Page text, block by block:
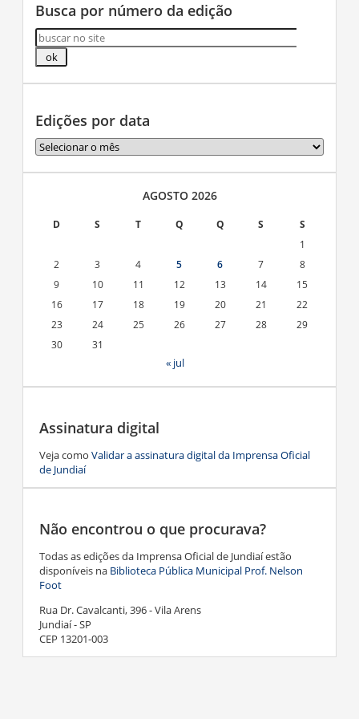
Busca por número da edição
Edições por data
Edições
por
data
AGOSTO 2026
D S T Q Q S
S
1
2
3 4 5 6 7
8
9
10 11 12 13 14
15
16
17 18 19 20 21
22
23
24 25 26 27 28
29
30
31
« jul
Assinatura digital
Veja como Validar a assinatura digital da Imprensa Oficial
de Jundiaí
Não encontrou o que procurava?
Todas as edições da Imprensa Oficial de Jundiaí estão
disponíveis na Biblioteca Pública Municipal Prof. Nelson
Foot
Rua Dr. Cavalcanti, 396 - Vila Arens
Jundiaí - SP
CEP 13201-003